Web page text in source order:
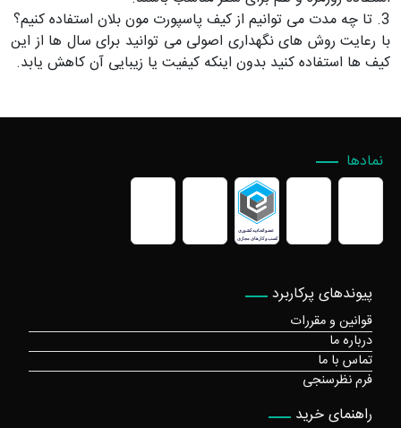
3. تا چه مدت می توانیم از کیف پاسپورت مون بلان استفاده کنیم؟
با رعایت روش های نگهداری اصولی می توانید برای سال ها از این
کیف ها استفاده کنید بدون اینکه کیفیت یا زیبایی آن کاهش یابد.
پیوندهای پرکاربرد
قوانین و مقررات
درباره ما
تماس با ما
فرم نظرسنجی
راهنمای خرید
نمادها